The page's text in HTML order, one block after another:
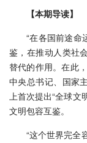
【本期导读】
“在各国前途命
鉴，在推动人类社
替代的作用。在此
中央总书记、国家
上首次提出“全球文
文明包容互鉴。
“这个世界完全